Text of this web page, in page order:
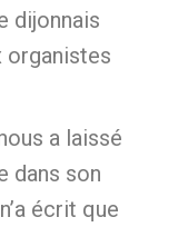
dijonnais
organistes
a laissé
dans son
écrit que